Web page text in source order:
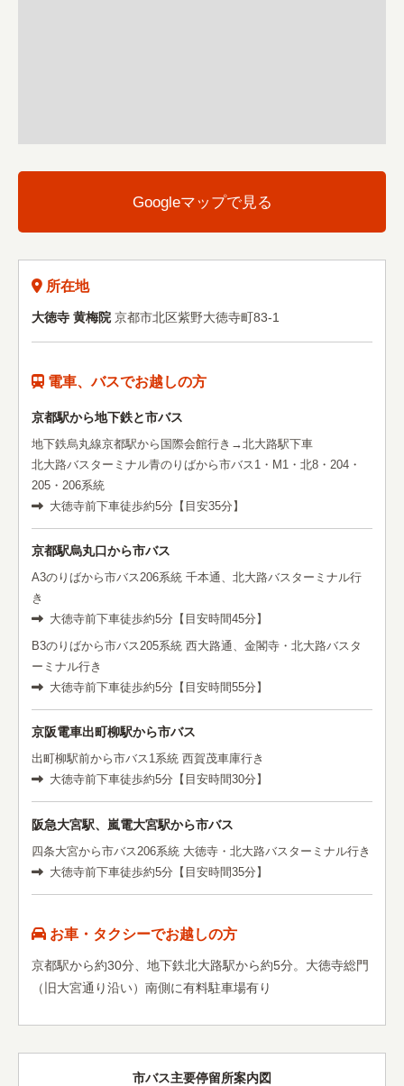
Googleマップで見る
所在地
大徳寺 黄梅院京都市北区紫野大徳寺町83-1
電車、バスでお越しの方
京都駅から地下鉄と市バス
地下鉄烏丸線京都駅から国際会館行き→北大路駅下車
北大路バスターミナル青のりばから市バス1・M1・北8・204・
205・206系統
大徳寺前下車徒歩約5分【目安35分】
京都駅烏丸口から市バス
A3のりばから市バス206系統 千本通、北大路バスターミナル行
き
大徳寺前下車徒歩約5分【目安時間45分】
B3のりばから市バス205系統 西大路通、金閣寺・北大路バスタ
ーミナル行き
大徳寺前下車徒歩約5分【目安時間55分】
京阪電車出町柳駅から市バス
出町柳駅前から市バス1系統 西賀茂車庫行き
大徳寺前下車徒歩約5分【目安時間30分】
阪急大宮駅、嵐電大宮駅から市バス
四条大宮から市バス206系統 大徳寺・北大路バスターミナル行き
大徳寺前下車徒歩約5分【目安時間35分】
お車・タクシーでお越しの方
京都駅から約30分、地下鉄北大路駅から約5分。大徳寺総門
（旧大宮通り沿い）南側に有料駐車場有り
市バス主要停留所案内図